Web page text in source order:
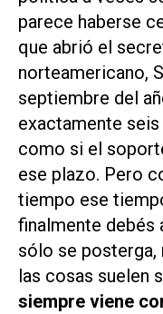
parece haberse
que abrió el
norteamericano,
septiembre del
exactamente
como si el
ese plazo. Pero
tiempo ese
finalmente debés
sólo se posterga,
las cosas suelen
siempre viene